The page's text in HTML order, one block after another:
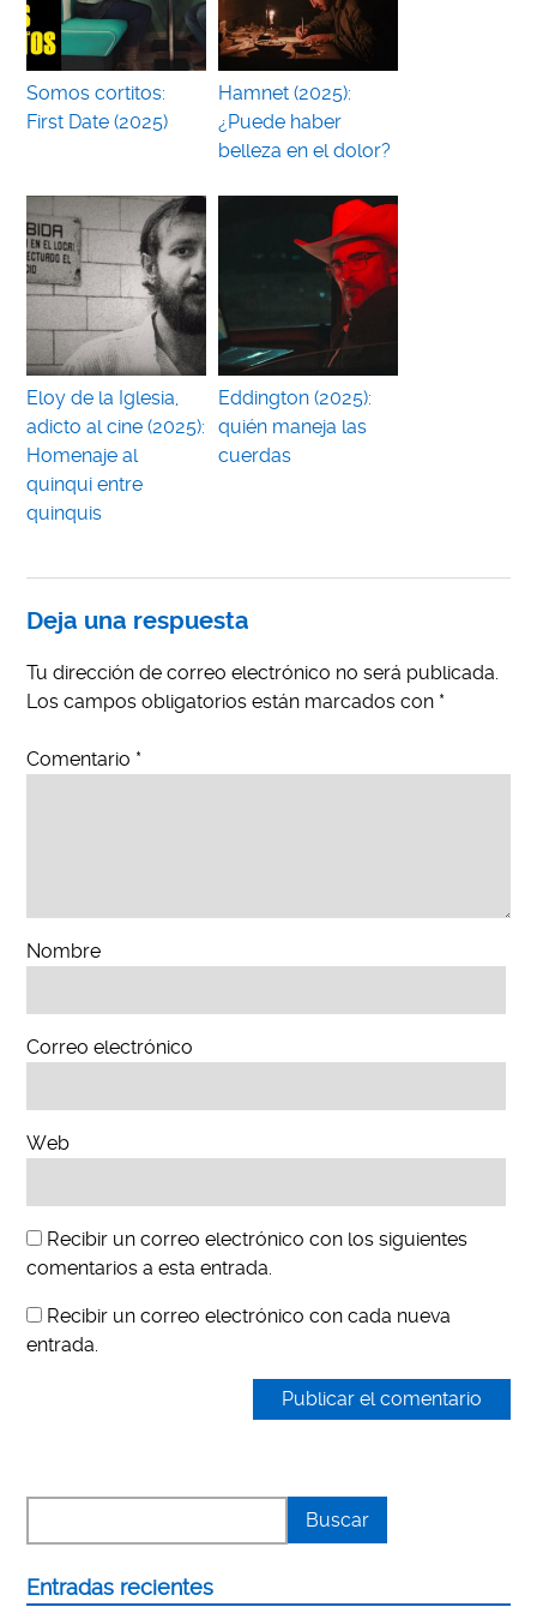
Somos cortitos:
First Date (2025)
Hamnet (2025):
¿Puede haber
belleza en el dolor?
Eloy de la Iglesia,
adicto al cine (2025):
Homenaje al
quinqui entre
quinquis
Eddington (2025):
quién maneja las
cuerdas
Deja una respuesta
Tu dirección de correo electrónico no será publicada.
Los campos obligatorios están marcados con *
Comentario *
Nombre
Correo electrónico
Web
Recibir un correo electrónico con los siguientes
comentarios a esta entrada.
Recibir un correo electrónico con cada nueva
entrada.
Entradas recientes